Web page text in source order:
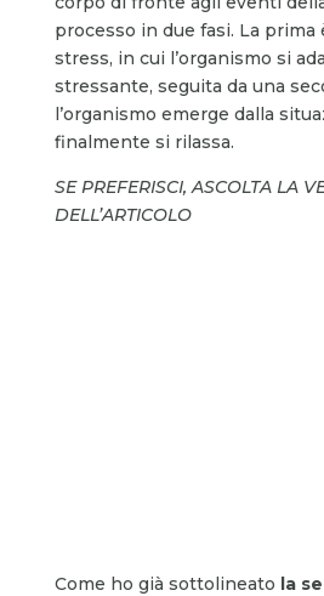
processo in due fasi. La prima
stress, in cui l’organismo si
stressante, seguita da una
l’organismo emerge dalla
finalmente si rilassa.
SE PREFERISCI, ASCOLTA LA
DELL’ARTICOLO
Come ho già sottolineato la